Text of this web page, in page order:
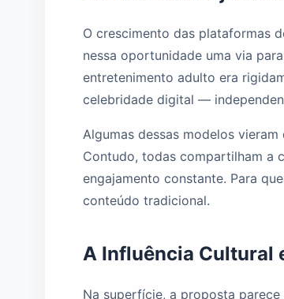
O crescimento das plataformas
nessa oportunidade uma via
entretenimento adulto era
celebridade digital —
Algumas dessas modelos
Contudo, todas compartilham a
engajamento constante. Para
conteúdo tradicional.
A Influência Cultural
Na superfície, a proposta